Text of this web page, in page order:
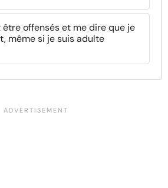
offensés et me dire que je
même si je suis adulte